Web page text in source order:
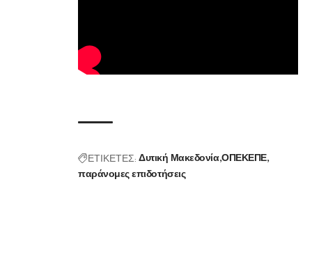
ΕΤΙΚΕΤΕΣ: Δυτική Μακεδονία ΟΠΕΚΕΠΕ
παράνομες επιδοτήσεις